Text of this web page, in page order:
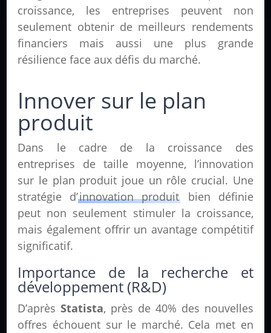
croissance, les entreprises peuvent non
seulement obtenir de meilleurs rendements
financiers mais aussi une plus grande
résilience face aux défis du marché.
Innover sur le plan
produit
Dans le cadre de la croissance des
entreprises de taille moyenne, l’innovation
sur le plan produit joue un rôle crucial. Une
stratégie d’innovation produitbien définie
peut non seulement stimuler la croissance,
mais également offrir un avantage compétitif
significatif.
Importance de la recherche et
développement (R&D)
D’aprèsStatista, près de 40% des nouvelles
offres échouent sur le marché. Cela met en